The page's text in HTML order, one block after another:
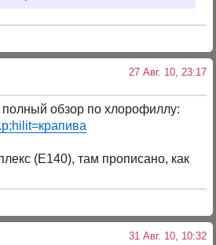
27 Авг. 10, 23:17
полный обзор по хлорофиллу:
(Е140), там прописано, как
31 Авг. 10, 10:32